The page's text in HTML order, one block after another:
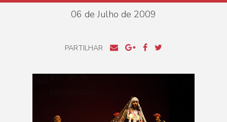
06 de Julho de 2009
PARTILHAR